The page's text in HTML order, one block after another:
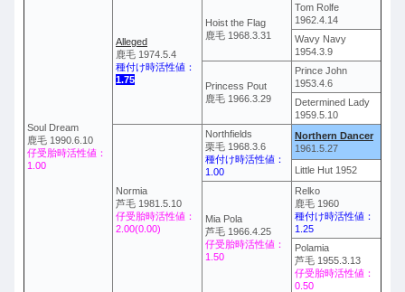
Soul Dream
鹿毛 1990.6.10
仔受胎時活性値：
1.00
Alleged
鹿毛 1974.5.4
種付け時活性値：
1.75
Hoist the Flag
鹿毛 1968.3.31
Tom Rolfe
1962.4.14
Wavy Navy
1954.3.9
Princess Pout
鹿毛 1966.3.29
Prince John
1953.4.6
Determined Lady
1959.5.10
Normia
芦毛 1981.5.10
仔受胎時活性値：
2.00(0.00)
Northfields
栗毛 1968.3.6
種付け時活性値：
1.00
Northern Dancer
1961.5.27
Little Hut 1952
Mia Pola
芦毛 1966.4.25
仔受胎時活性値：
1.50
Relko
鹿毛 1960
種付け時活性値：
1.25
Polamia
芦毛 1955.3.13
仔受胎時活性値：
0.50